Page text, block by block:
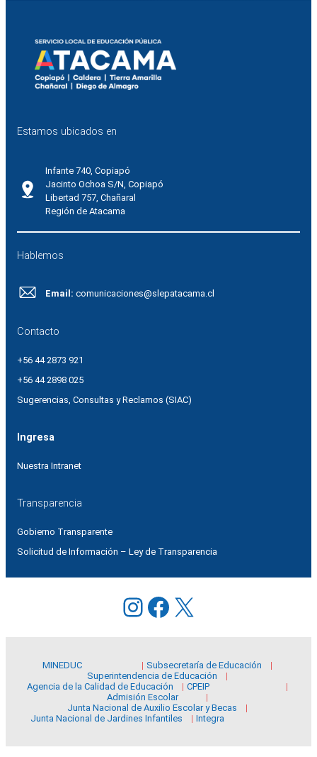
Estamos ubicados en
Infante 740, Copiapó
Jacinto Ochoa S/N, Copiapó
Libertad 757, Chañaral
Región de Atacama
Hablemos
Email: comunicaciones@slepatacama.cl
Contacto
+56 44 2873 921
+56 44 2898 025
Sugerencias, Consultas y Reclamos (SIAC)
Ingresa
Nuestra Intranet
Transparencia
Gobierno Transparente
Solicitud de Información – Ley de Transparencia
Instagram
Facebook
X
MINEDUC
Subsecretaría de Educación
Superintendencia de Educación
Agencia de la Calidad de Educación
CPEIP
Admisión Escolar
Junta Nacional de Auxilio Escolar y Becas
Junta Nacional de Jardines Infantiles
Integra